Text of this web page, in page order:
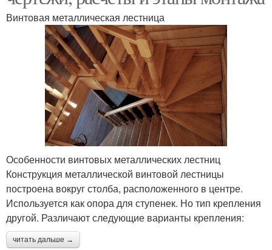
Винтовая металлическая лестница
Особенности винтовых металлических лестниц
Конструкция металлической винтовой лестницы
построена вокруг столба, расположенного в центре.
Используется как опора для ступенек. Но тип крепления
другой. Различают следующие варианты крепления:
читать дальше →